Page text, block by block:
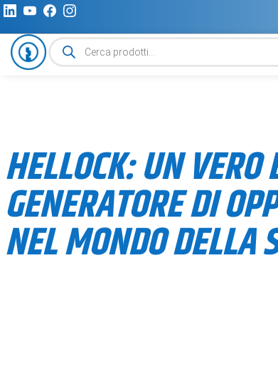
Ricerca
prodotti
HELLOCK: UN VERO
GENERATORE DI
NEL MONDO DELLA